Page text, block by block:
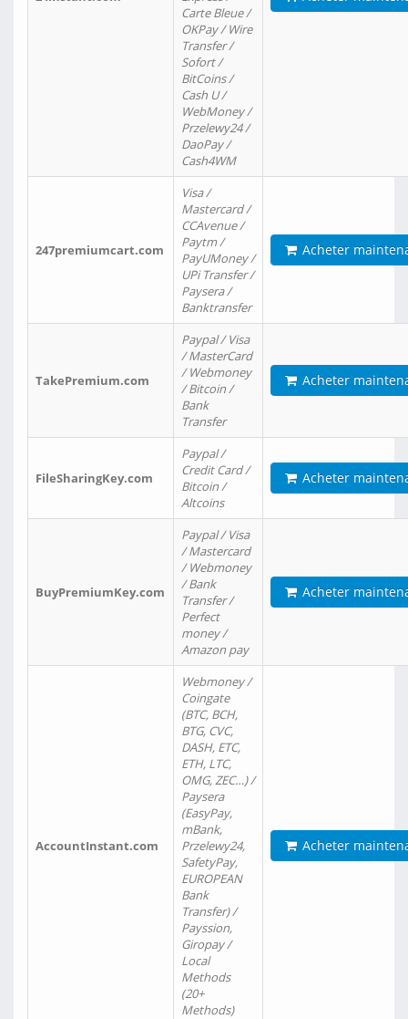
Carte Bleue /
OKPay / Wire
Transfer /
Sofort /
BitCoins /
Cash U /
WebMoney /
Przelewy24 /
DaoPay /
Cash4WM
247premiumcart.com
Visa /
Mastercard /
CCAvenue /
Paytm /
PayUMoney /
UPi Transfer /
Paysera /
Banktransfer
Acheter
TakePremium.com
Paypal / Visa
/ MasterCard
/ Webmoney
/ Bitcoin /
Bank
Transfer
Acheter
FileSharingKey.com
Paypal /
Credit Card /
Bitcoin /
Altcoins
Acheter
BuyPremiumKey.com
Paypal / Visa
/ Mastercard
/ Webmoney
/ Bank
Transfer /
Perfect
money /
Amazon pay
Acheter
AccountInstant.com
Webmoney /
Coingate
(BTC, BCH,
BTG, CVC,
DASH, ETC,
ETH, LTC,
OMG, ZEC…) /
Paysera
(EasyPay,
mBank,
Przelewy24,
SafetyPay,
EUROPEAN
Bank
Transfer) /
Payssion,
Giropay /
Local
Methods
(20+
Methods)
Acheter